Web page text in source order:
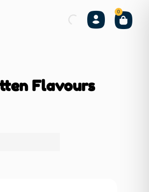
0
Flavours